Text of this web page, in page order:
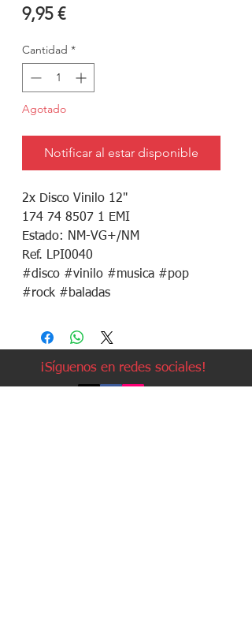
9,95 €Precio
Cantidad *
Agotado
Notificar al estar disponible
2x Disco Vinilo 12"
174 74 8507 1 EMI
Estado: NM-VG+/NM
Ref. LPI0040
#disco #vinilo #musica #pop
#rock #baladas
¡Síguenos en redes sociales!